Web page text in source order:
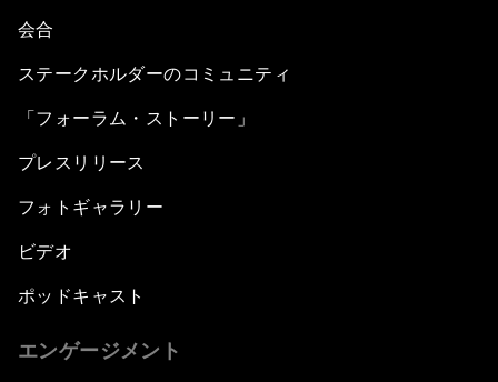
会合
ステークホルダーのコミュニティ
「フォーラム・ストーリー」
プレスリリース
フォトギャラリー
ビデオ
ポッドキャスト
エンゲージメント